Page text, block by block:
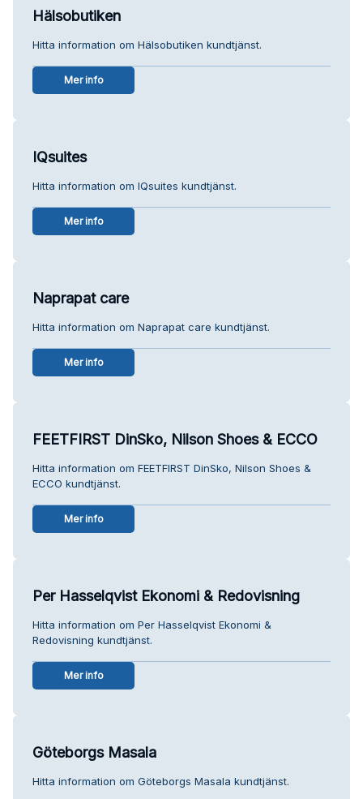
Hälsobutiken
Hitta information om Hälsobutiken kundtjänst.
Mer info
IQsuites
Hitta information om IQsuites kundtjänst.
Mer info
Naprapat care
Hitta information om Naprapat care kundtjänst.
Mer info
FEETFIRST DinSko, Nilson Shoes & ECCO
Hitta information om FEETFIRST DinSko, Nilson Shoes &
ECCO kundtjänst.
Mer info
Per Hasselqvist Ekonomi & Redovisning
Hitta information om Per Hasselqvist Ekonomi &
Redovisning kundtjänst.
Mer info
Göteborgs Masala
Hitta information om Göteborgs Masala kundtjänst.